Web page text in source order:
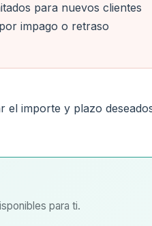
para nuevos clientes
impago o retraso
el importe y plazo
para ti.